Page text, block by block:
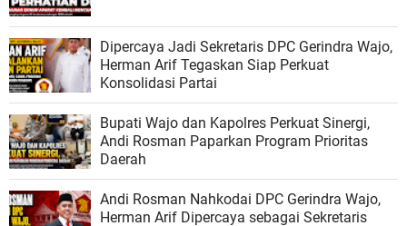
Dipercaya Jadi Sekretaris DPC Gerindra Wajo,
Herman Arif Tegaskan Siap Perkuat
Konsolidasi Partai
Bupati Wajo dan Kapolres Perkuat Sinergi,
Andi Rosman Paparkan Program Prioritas
Daerah
Andi Rosman Nahkodai DPC Gerindra Wajo,
Herman Arif Dipercaya sebagai Sekretaris